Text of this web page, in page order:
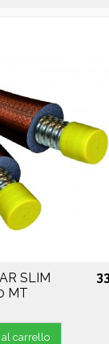
SLIM
MT
carrello